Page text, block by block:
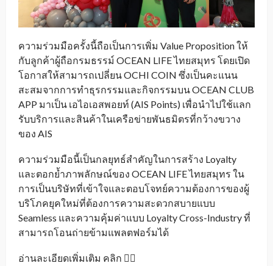
ความร่วมมือครั้งนี้ถือเป็นการเพิ่ม Value Proposition ให้
กับลูกค้าผู้ถือกรมธรรม์ OCEAN LIFE ไทยสมุทร โดยเปิด
โอกาสให้สามารถเปลี่ยน OCHI COIN ซึ่งเป็นคะแนน
สะสมจากการทำธุรกรรมและกิจกรรมบน OCEAN CLUB
APP มาเป็น เอไอเอสพอยท์ (AIS Points) เพื่อนำไปใช้แลก
รับบริการและสินค้าในเครือข่ายพันธมิตรที่กว้างขวาง
ของ AIS
ความร่วมมือนี้เป็นกลยุทธ์สำคัญในการสร้าง Loyalty
และตอกย้ำภาพลักษณ์ของ OCEAN LIFE ไทยสมุทร ใน
การเป็นบริษัทที่เข้าใจและตอบโจทย์ความต้องการของผู้
บริโภคยุคใหม่ที่ต้องการความสะดวกสบายแบบ
Seamless และความคุ้มค่าแบบ Loyalty Cross-Industry ที่
สามารถโอนถ่ายข้ามแพลตฟอร์มได้
อ่านละเอียดเพิ่มเติม คลิก 👉🏻